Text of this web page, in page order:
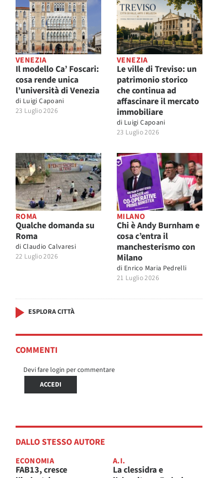
VENEZIA
Il modello Ca’ Foscari:
cosa rende unica
l’università di Venezia
di Luigi Capoani
23 Luglio 2026
VENEZIA
Le ville di Treviso: un
patrimonio storico
che continua ad
affascinare il mercato
immobiliare
di Luigi Capoani
23 Luglio 2026
ROMA
Qualche domanda su
Roma
di Claudio Calvaresi
22 Luglio 2026
MILANO
Chi è Andy Burnham e
cosa c’entra il
manchesterismo con
Milano
di Enrico Maria Pedrelli
21 Luglio 2026
ESPLORA CITTÀ
COMMENTI
Devi fare login per commentare
ACCEDI
DALLO STESSO AUTORE
ECONOMIA
FAB13, cresce
A.I.
La clessidra e